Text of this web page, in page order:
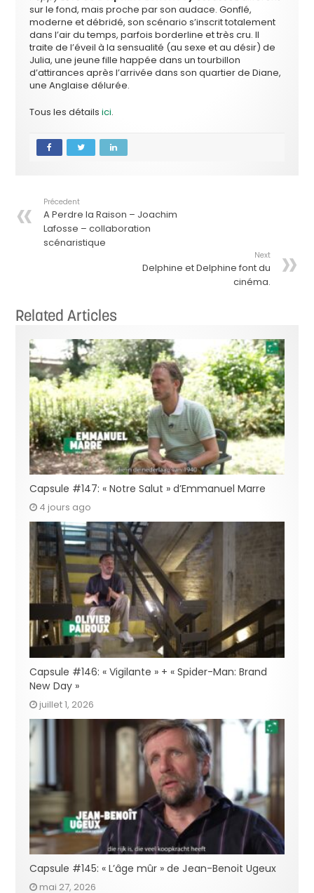
sur le fond, mais proche par son audace. Gonflé,
moderne et débridé, son scénario s’inscrit totalement
dans l’air du temps, parfois borderline et très cru. Il
traite de l’éveil à la sensualité (au sexe et au désir) de
Julia, une jeune fille happée dans un tourbillon
d’attirances après l’arrivée dans son quartier de Diane,
une Anglaise délurée.
Tous les détailsici.
Précedent
A Perdre la Raison – Joachim
Lafosse – collaboration
scénaristique
Next
Delphine et Delphine font du
cinéma.
Related Articles
Capsule #147: « Notre Salut » d’Emmanuel Marre
4 jours ago
Capsule #146: « Vigilante » + « Spider-Man: Brand
New Day »
juillet 1, 2026
Capsule #145: « L’âge mûr » de Jean-Benoit Ugeux
mai 27, 2026